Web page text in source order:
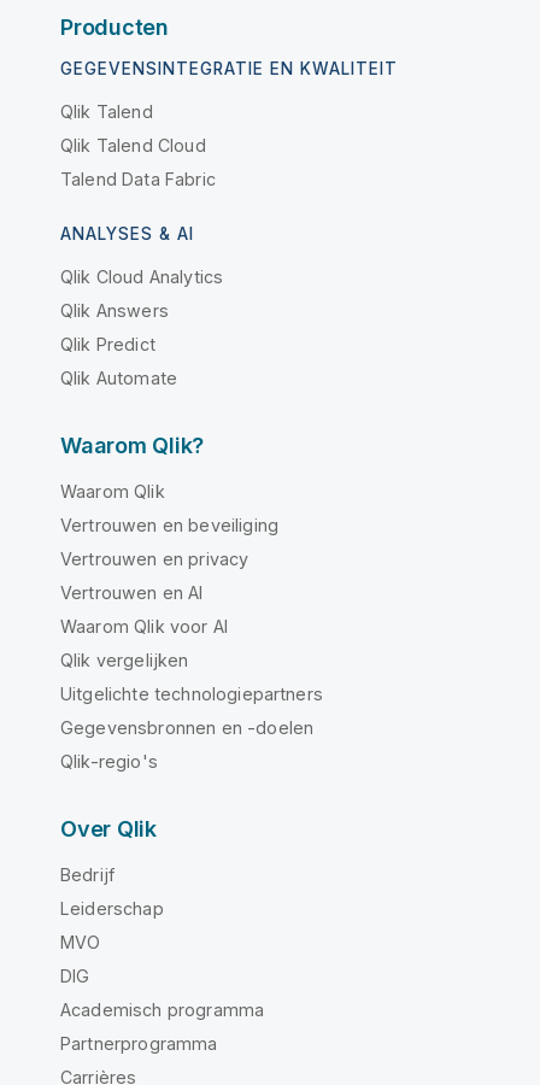
Producten
GEGEVENSINTEGRATIE EN KWALITEIT
Qlik Talend
Qlik Talend Cloud
Talend Data Fabric
ANALYSES & AI
Qlik Cloud Analytics
Qlik Answers
Qlik Predict
Qlik Automate
Waarom Qlik?
Waarom Qlik
Vertrouwen en beveiliging
Vertrouwen en privacy
Vertrouwen en AI
Waarom Qlik voor AI
Qlik vergelijken
Uitgelichte technologiepartners
Gegevensbronnen en -doelen
Qlik-regio's
Over Qlik
Bedrijf
Leiderschap
MVO
DIG
Academisch programma
Partnerprogramma
Carrières